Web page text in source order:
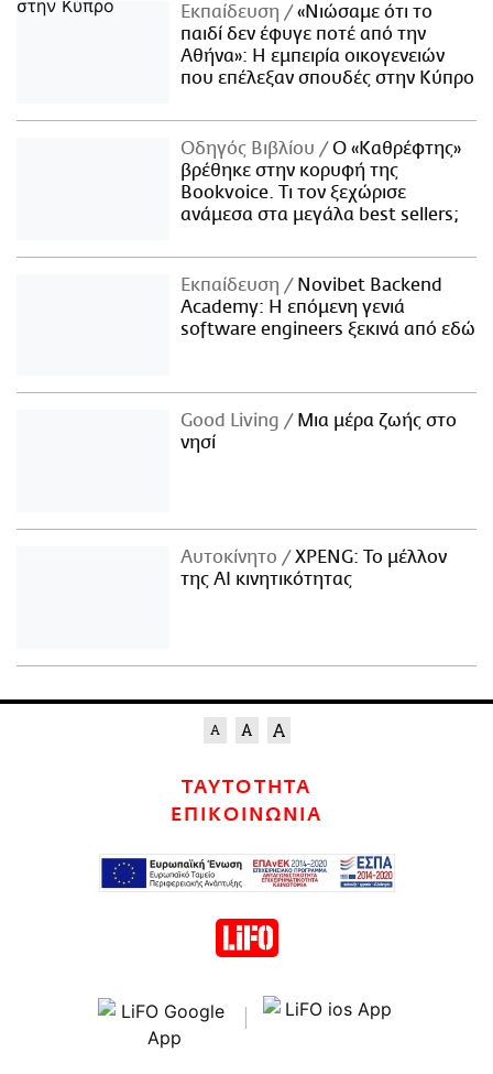
Εκπαίδευση
«Νιώσαμε ότι το
παιδί δεν έφυγε ποτέ από την
Αθήνα»: Η εμπειρία οικογενειών
που επέλεξαν σπουδές στην Κύπρο
Οδηγός Βιβλίου
Ο «Καθρέφτης»
βρέθηκε στην κορυφή της
Bookvoice. Τι τον ξεχώρισε
ανάμεσα στα μεγάλα best sellers;
Εκπαίδευση
Novibet Backend
Academy: Η επόμενη γενιά
software engineers ξεκινά από εδώ
Good Living
Μια μέρα ζωής στο
νησί
Αυτοκίνητο
XPENG: Το μέλλον
της AI κινητικότητας
ΤΑΥΤΟΤΗΤΑ
ΕΠΙΚΟΙΝΩΝΙΑ